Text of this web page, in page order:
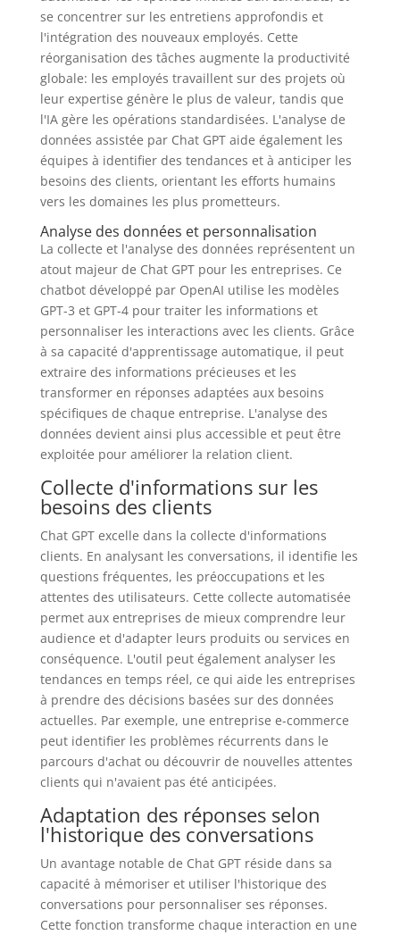
se concentrer sur les entretiens approfondis et
l'intégration des nouveaux employés. Cette
réorganisation des tâches augmente la productivité
globale: les employés travaillent sur des projets où
leur expertise génère le plus de valeur, tandis que
l'IA gère les opérations standardisées. L'analyse de
données assistée par Chat GPT aide également les
équipes à identifier des tendances et à anticiper les
besoins des clients, orientant les efforts humains
vers les domaines les plus prometteurs.
Analyse des données et personnalisation
La collecte et l'analyse des données représentent un
atout majeur de Chat GPT pour les entreprises. Ce
chatbot développé par OpenAI utilise les modèles
GPT-3 et GPT-4 pour traiter les informations et
personnaliser les interactions avec les clients. Grâce
à sa capacité d'apprentissage automatique, il peut
extraire des informations précieuses et les
transformer en réponses adaptées aux besoins
spécifiques de chaque entreprise. L'analyse des
données devient ainsi plus accessible et peut être
exploitée pour améliorer la relation client.
Collecte d'informations sur les
besoins des clients
Chat GPT excelle dans la collecte d'informations
clients. En analysant les conversations, il identifie les
questions fréquentes, les préoccupations et les
attentes des utilisateurs. Cette collecte automatisée
permet aux entreprises de mieux comprendre leur
audience et d'adapter leurs produits ou services en
conséquence. L'outil peut également analyser les
tendances en temps réel, ce qui aide les entreprises
à prendre des décisions basées sur des données
actuelles. Par exemple, une entreprise e-commerce
peut identifier les problèmes récurrents dans le
parcours d'achat ou découvrir de nouvelles attentes
clients qui n'avaient pas été anticipées.
Adaptation des réponses selon
l'historique des conversations
Un avantage notable de Chat GPT réside dans sa
capacité à mémoriser et utiliser l'historique des
conversations pour personnaliser ses réponses.
Cette fonction transforme chaque interaction en une